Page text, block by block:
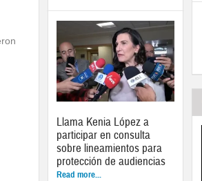
Llama Kenia López a
participar en consulta
sobre lineamientos para
protección de audiencias
Read more...